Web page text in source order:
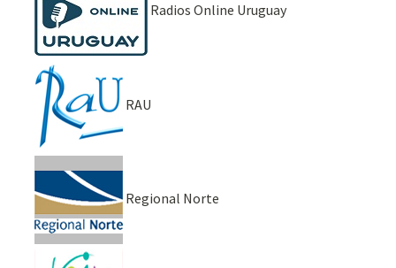
Radios Online Uruguay
RAU
Regional Norte